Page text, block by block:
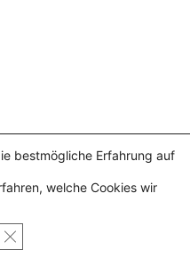
bestmögliche Erfahrung auf
welche Cookies wir
GDPR Cookie-Banner schließen